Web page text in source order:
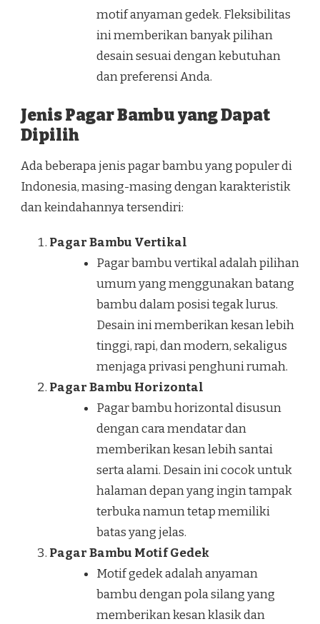
motif anyaman gedek. Fleksibilitas
ini memberikan banyak pilihan
desain sesuai dengan kebutuhan
dan preferensi Anda.
Jenis Pagar Bambu yang Dapat
Dipilih
Ada beberapa jenis pagar bambu yang populer di
Indonesia, masing-masing dengan karakteristik
dan keindahannya tersendiri:
Pagar Bambu Vertikal
Pagar bambu vertikal adalah pilihan
umum yang menggunakan batang
bambu dalam posisi tegak lurus.
Desain ini memberikan kesan lebih
tinggi, rapi, dan modern, sekaligus
menjaga privasi penghuni rumah.
Pagar Bambu Horizontal
Pagar bambu horizontal disusun
dengan cara mendatar dan
memberikan kesan lebih santai
serta alami. Desain ini cocok untuk
halaman depan yang ingin tampak
terbuka namun tetap memiliki
batas yang jelas.
Pagar Bambu Motif Gedek
Motif gedek adalah anyaman
bambu dengan pola silang yang
memberikan kesan klasik dan